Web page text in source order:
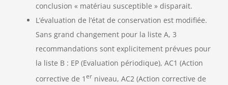
conclusion « matériau susceptible » disparait.
L’évaluation de l’état de conservation est modifiée.
Sans grand changement pour la liste A, 3
recommandations sont explicitement prévues pour
la liste B : EP (Evaluation périodique), AC1 (Action
corrective de 1 er niveau, AC2 (Action corrective de